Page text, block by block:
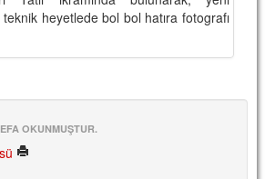
VİDEOLARheyetlede bol bol hatıra fotografı
OKUNMUŞTUR.